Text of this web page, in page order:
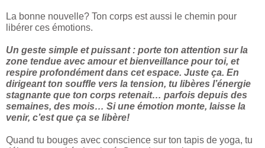
La bonne nouvelle? Ton corps est aussi le chemin pour
libérer ces émotions.
Un geste simple et puissant : porte ton attention sur la
zone tendue avec amour et bienveillance pour toi, et
respire profondément dans cet espace. Juste ça. En
dirigeant ton souffle vers la tension, tu libères l’énergie
stagnante que ton corps retenait… parfois depuis des
semaines, des mois… Si une émotion monte, laisse la
venir, c’est que ça se libère!
Quand tu bouges avec conscience sur ton tapis de yoga, tu